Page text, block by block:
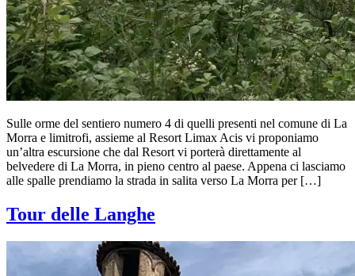
Sulle orme del sentiero numero 4 di quelli presenti nel comune di La
Morra e limitrofi, assieme al Resort Limax Acis vi proponiamo
un’altra escursione che dal Resort vi porterà direttamente al
belvedere di La Morra, in pieno centro al paese. Appena ci lasciamo
alle spalle prendiamo la strada in salita verso La Morra per […]
Tour delle Langhe